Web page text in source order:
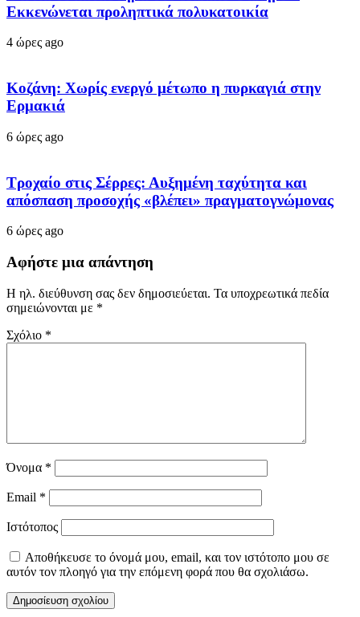
Εκκενώνεται προληπτικά πολυκατοικία
4 ώρες ago
Κοζάνη: Χωρίς ενεργό μέτωπο η πυρκαγιά στην
Ερμακιά
6 ώρες ago
Τροχαίο στις Σέρρες: Αυξημένη ταχύτητα και
απόσπαση προσοχής «βλέπει» πραγματογνώμονας
6 ώρες ago
Αφήστε μια απάντηση
Η ηλ. διεύθυνση σας δεν δημοσιεύεται. Τα υποχρεωτικά πεδία
σημειώνονται με *
Σχόλιο *
Όνομα *
Email *
Ιστότοπος
Αποθήκευσε το όνομά μου, email, και τον ιστότοπο μου σε
αυτόν τον πλοηγό για την επόμενη φορά που θα σχολιάσω.